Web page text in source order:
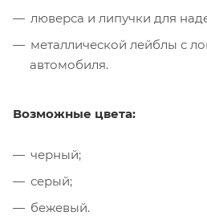
люверса и липучки для
металлической лейблы с
автомобиля.
Возможные цвета:
черный;
серый;
бежевый.